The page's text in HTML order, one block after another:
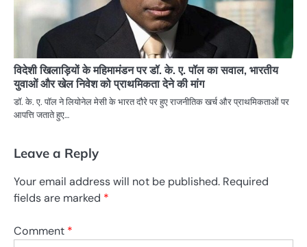
विदेशी खिलाड़ियों के महिमामंडन पर डॉ. के. ए. पॉल का सवाल, भारतीय
युवाओं और खेल निवेश को प्राथमिकता देने की मांग
डॉ. के. ए. पॉल ने लियोनेल मेसी के भारत दौरे पर हुए राजनीतिक खर्च और प्राथमिकताओं पर
आपत्ति जताते हुए…
Leave a Reply
Your email address will not be published. Required
fields are marked *
Comment *